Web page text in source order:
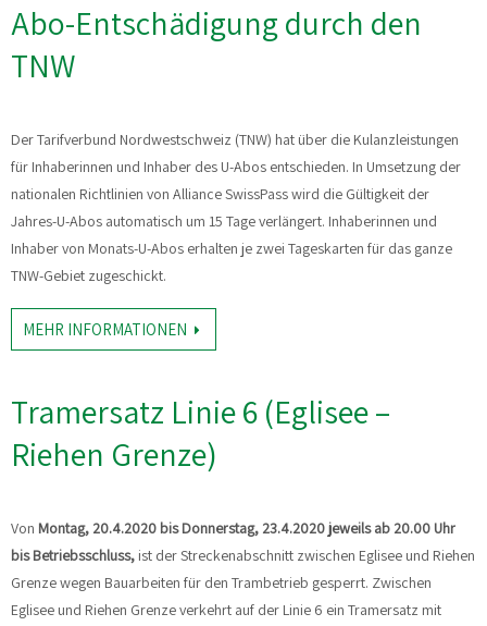
Abo-Entschädigung durch den
TNW
Der Tarifverbund Nordwestschweiz (TNW) hat über die Kulanzleistungen
für Inhaberinnen und Inhaber des U-Abos entschieden. In Umsetzung der
nationalen Richtlinien von Alliance SwissPass wird die Gültigkeit der
Jahres-U-Abos automatisch um 15 Tage verlängert. Inhaberinnen und
Inhaber von Monats-U-Abos erhalten je zwei Tageskarten für das ganze
TNW-Gebiet zugeschickt.
MEHR INFORMATIONEN
Tramersatz Linie 6 (Eglisee –
Riehen Grenze)
Von Montag, 20.4.2020 bis Donnerstag, 23.4.2020 jeweils ab 20.00 Uhr
bis Betriebsschluss, ist der Streckenabschnitt zwischen Eglisee und Riehen
Grenze wegen Bauarbeiten für den Trambetrieb gesperrt. Zwischen
Eglisee und Riehen Grenze verkehrt auf der Linie 6 ein Tramersatz mit